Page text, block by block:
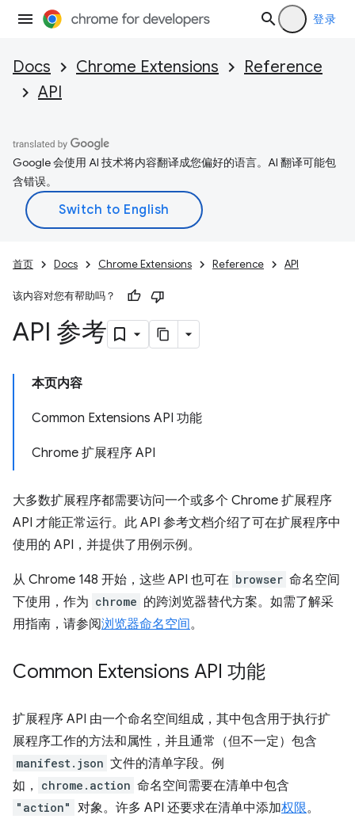
登录
Docs Chrome Extensions
Reference
API
Google 会使用 AI 技术将内容翻译成您偏好的语言。AI 翻译可能包
含错误。
首页 Docs Chrome Extensions Reference API
该内容对您有帮助吗？
API 参考
本页内容
Common Extensions API 功能
Chrome 扩展程序 API
大多数扩展程序都需要访问一个或多个 Chrome 扩展程序
API 才能正常运行。此 API 参考文档介绍了可在扩展程序中
使用的 API，并提供了用例示例。
从 Chrome 148 开始，这些 API 也可在 browser 命名空间
下使用，作为 chrome 的跨浏览器替代方案。如需了解采
用指南，请参阅浏览器命名空间。
Common Extensions API 功能
扩展程序 API 由一个命名空间组成，其中包含用于执行扩
展程序工作的方法和属性，并且通常（但不一定）包含
manifest.json 文件的清单字段。例
如，
chrome.action 命名空间需要在清单中包含
"action" 对象。许多 API 还要求在清单中添加权限。